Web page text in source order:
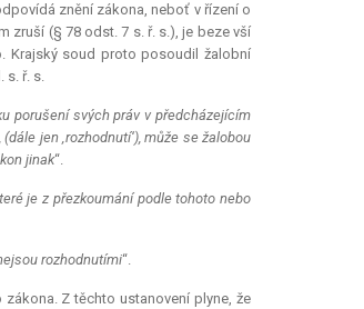
znění zákona, neboť v řízení o
zruší (§ 78 odst. 7 s. ř. s.), je beze vší
Krajský soud proto posoudil žalobní
s. ř. s.
porušení svých práv v předcházejícím
jen ‚rozhodnutí‘), může se žalobou
jinak“.
je z přezkoumání podle tohoto nebo
rozhodnutími“.
Z těchto ustanovení plyne, že